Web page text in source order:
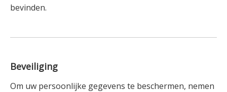
bevinden.
Beveiliging
Om uw persoonlijke gegevens te beschermen, nemen